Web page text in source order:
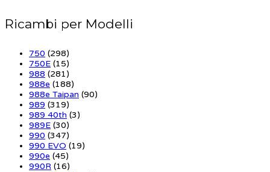
Ricambi per Modelli
750 (298)
750E (15)
988 (281)
988e (188)
988e Taipan (90)
989 (319)
989 40th (3)
989E (30)
990 (347)
990 EVO (19)
990e (45)
990R (16)